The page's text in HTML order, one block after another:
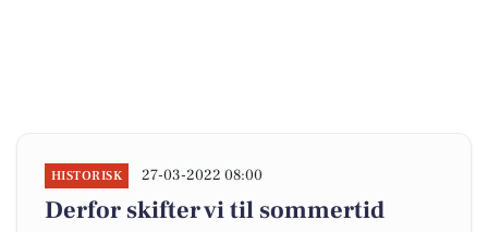
HISTORISK 27-03-2022 08:00
Derfor skifter vi til sommertid